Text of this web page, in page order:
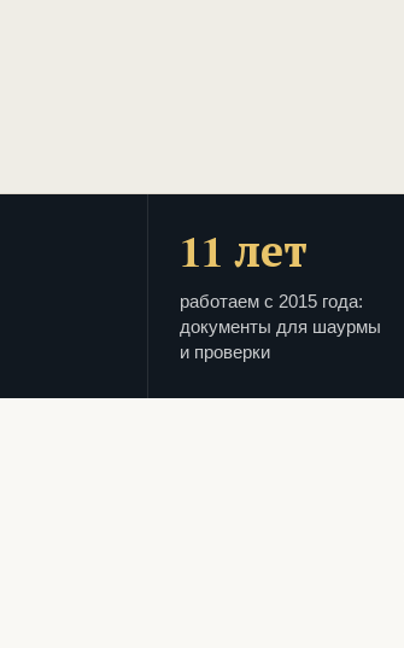
11 лет
работаем с 2015 года:
документы для шаурмы
и проверки